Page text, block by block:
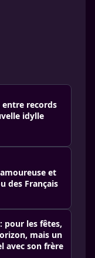
entre records
idylle
et
des Français
pour les fêtes,
mais un
avec son frère